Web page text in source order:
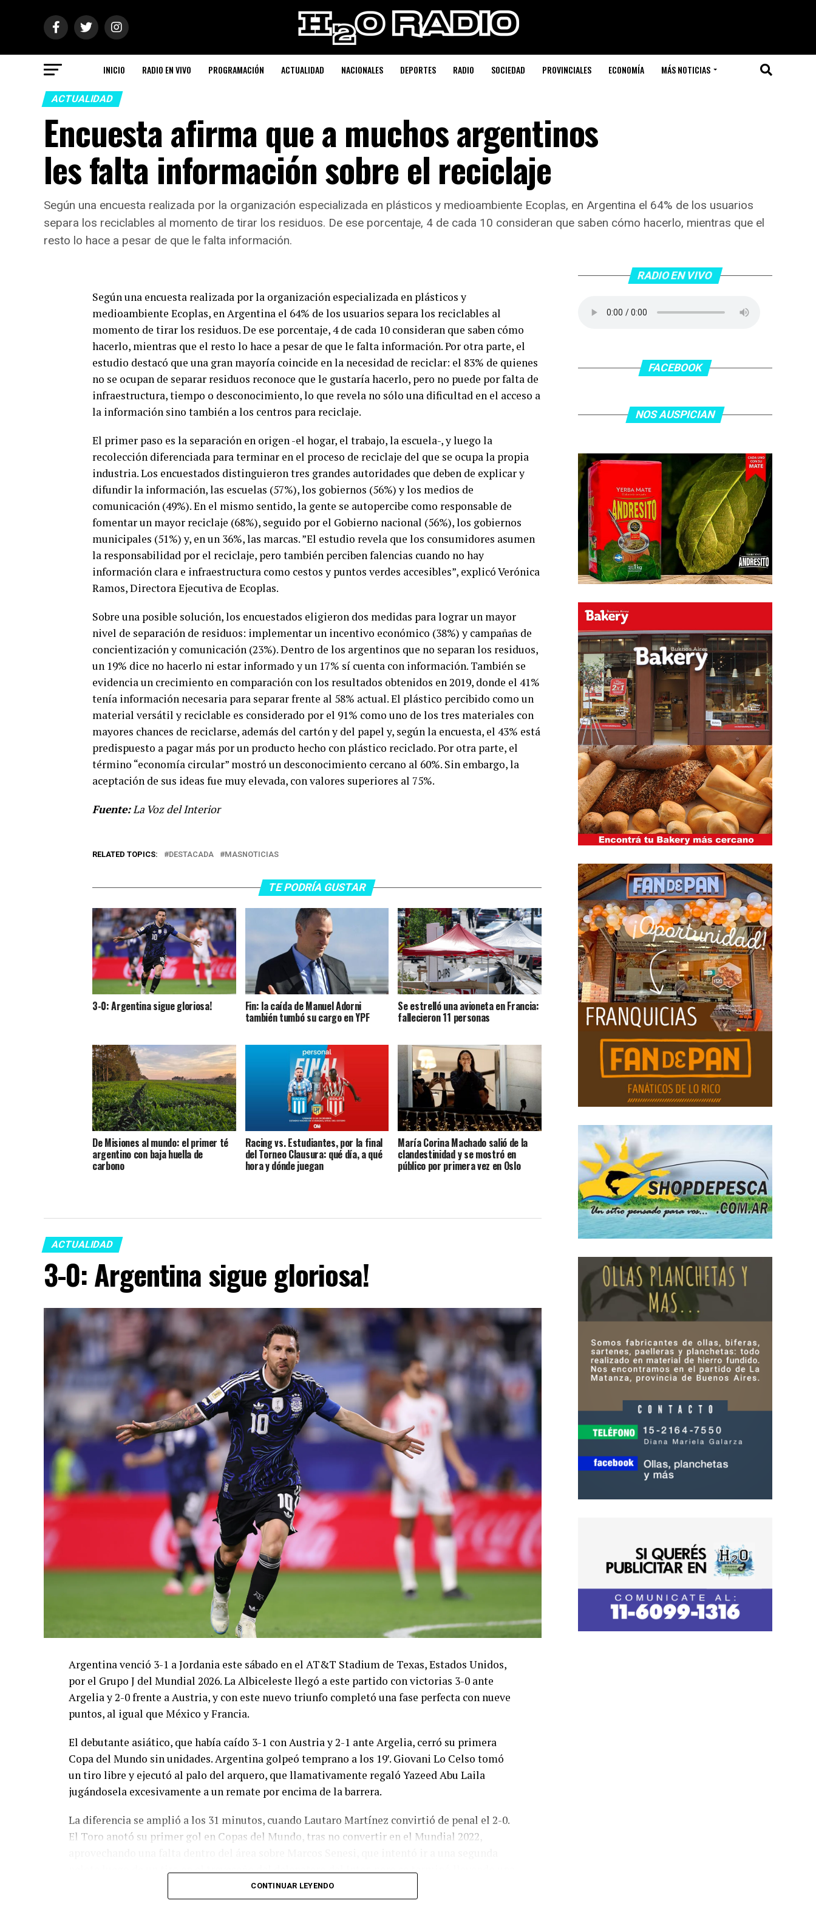
INICIO RADIO EN VIVO PROGRAMACIÓN ACTUALIDAD NACIONALES DEPORTES RADIO SOCIEDAD PROVINCIALES ECONOMÍA MÁS NOTICIAS
ACTUALIDAD
Encuesta afirma que a muchos argentinos
les falta información sobre el reciclaje
Según una encuesta realizada por la organización especializada en plásticos y medioambiente Ecoplas, en Argentina el 64% de los usuarios
separa los reciclables al momento de tirar los residuos. De ese porcentaje, 4 de cada 10 consideran que saben cómo hacerlo, mientras que el
resto lo hace a pesar de que le falta información.
Según una encuesta realizada por la organización especializada en plásticos y
medioambiente Ecoplas, en Argentina el 64% de los usuarios separa los reciclables al
momento de tirar los residuos. De ese porcentaje, 4 de cada 10 consideran que saben cómo
hacerlo, mientras que el resto lo hace a pesar de que le falta información. Por otra parte, el
estudio destacó que una gran mayoría coincide en la necesidad de reciclar: el 83% de quienes
no se ocupan de separar residuos reconoce que le gustaría hacerlo, pero no puede por falta de
infraestructura, tiempo o desconocimiento, lo que revela no sólo una dificultad en el acceso a
la información sino también a los centros para reciclaje.
El primer paso es la separación en origen -el hogar, el trabajo, la escuela-, y luego la
recolección diferenciada para terminar en el proceso de reciclaje del que se ocupa la propia
industria. Los encuestados distinguieron tres grandes autoridades que deben de explicar y
difundir la información, las escuelas (57%), los gobiernos (56%) y los medios de
comunicación (49%). En el mismo sentido, la gente se autopercibe como responsable de
fomentar un mayor reciclaje (68%), seguido por el Gobierno nacional (56%), los gobiernos
municipales (51%) y, en un 36%, las marcas. ”El estudio revela que los consumidores asumen
la responsabilidad por el reciclaje, pero también perciben falencias cuando no hay
información clara e infraestructura como cestos y puntos verdes accesibles”, explicó Verónica
Ramos, Directora Ejecutiva de Ecoplas.
Sobre una posible solución, los encuestados eligieron dos medidas para lograr un mayor
nivel de separación de residuos: implementar un incentivo económico (38%) y campañas de
concientización y comunicación (23%). Dentro de los argentinos que no separan los residuos,
un 19% dice no hacerlo ni estar informado y un 17% sí cuenta con información. También se
evidencia un crecimiento en comparación con los resultados obtenidos en 2019, donde el 41%
tenía información necesaria para separar frente al 58% actual. El plástico percibido como un
material versátil y reciclable es considerado por el 91% como uno de los tres materiales con
mayores chances de reciclarse, además del cartón y del papel y, según la encuesta, el 43% está
predispuesto a pagar más por un producto hecho con plástico reciclado. Por otra parte, el
término “economía circular” mostró un desconocimiento cercano al 60%. Sin embargo, la
aceptación de sus ideas fue muy elevada, con valores superiores al 75%.
Fuente:La Voz del Interior
RELATED TOPICS: DESTACADA MASNOTICIAS
TE PODRÍA GUSTAR
3-0: Argentina sigue gloriosa! Fin: la caída de Manuel Adorni
también tumbó su cargo en YPF
Se estrelló una avioneta en Francia:
fallecieron 11 personas
De Misiones al mundo: el primer té
argentino con baja huella de
carbono
Racing vs. Estudiantes, por la final
del Torneo Clausura: qué día, a qué
hora y dónde juegan
María Corina Machado salió de la
clandestinidad y se mostró en
público por primera vez en Oslo
ACTUALIDAD
3-0: Argentina sigue gloriosa!
Argentina venció 3-1 a Jordania este sábado en el AT&T Stadium de Texas, Estados Unidos,
por el Grupo J del Mundial 2026. La Albiceleste llegó a este partido con victorias 3-0 ante
Argelia y 2-0 frente a Austria, y con este nuevo triunfo completó una fase perfecta con nueve
puntos, al igual que México y Francia.
El debutante asiático, que había caído 3-1 con Austria y 2-1 ante Argelia, cerró su primera
Copa del Mundo sin unidades. Argentina golpeó temprano a los 19′. Giovani Lo Celso tomó
un tiro libre y ejecutó al palo del arquero, que llamativamente regaló Yazeed Abu Laila
jugándosela excesivamente a un remate por encima de la barrera.
La diferencia se amplió a los 31 minutos, cuando Lautaro Martínez convirtió de penal el 2-0.
El Toro anotó su primer gol en Copas del Mundo, tras no convertir en el Mundial 2022,
pelota luego de un tiro en el travesaño del delanatero del Inter, pero se terminó llevando una
CONTINUAR LEYENDO
RADIO EN VIVO
FACEBOOK
NOS AUSPICIAN